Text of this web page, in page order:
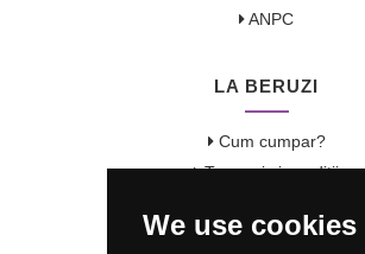
We use cookies
ANPC
LA BERUZI
Cum cumpar?
Termeni si conditii
Politica de Confidentialitate